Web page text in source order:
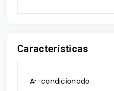
Características
Ar-condicionado